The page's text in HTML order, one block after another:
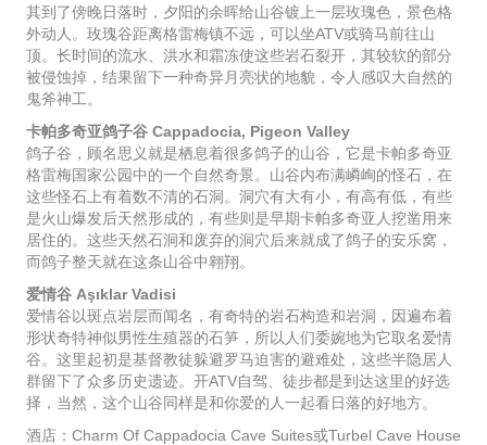
其到了傍晚日落时，夕阳的余晖给山谷镀上一层玫瑰色，景色格
外动人。玫瑰谷距离格雷梅镇不远，可以坐ATV或骑马前往山
顶。长时间的流水、洪水和霜冻使这些岩石裂开，其较软的部分
被侵蚀掉，结果留下一种奇异月亮状的地貌，令人感叹大自然的
鬼斧神工。
卡帕多奇亚鸽子谷 Cappadocia, Pigeon Valley
鸽子谷，顾名思义就是栖息着很多鸽子的山谷，它是卡帕多奇亚
格雷梅国家公园中的一个自然奇景。山谷内布满嶙峋的怪石，在
这些怪石上有着数不清的石洞。洞穴有大有小，有高有低，有些
是火山爆发后天然形成的，有些则是早期卡帕多奇亚人挖凿用来
居住的。这些天然石洞和废弃的洞穴后来就成了鸽子的安乐窝，
而鸽子整天就在这条山谷中翱翔。
爱情谷 Aşıklar Vadisi
爱情谷以斑点岩层而闻名，有奇特的岩石构造和岩洞，因遍布着
形状奇特神似男性生殖器的石笋，所以人们委婉地为它取名爱情
谷。这里起初是基督教徒躲避罗马迫害的避难处，这些半隐居人
群留下了众多历史遗迹。开ATV自驾、徒步都是到达这里的好选
择，当然，这个山谷同样是和你爱的人一起看日落的好地方。
酒店：Charm Of Cappadocia Cave Suites或Turbel Cave House